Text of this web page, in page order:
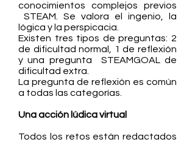
conocimientos complejos previos
STEAM. Se valora el ingenio, la
lógica y la perspicacia.
Existen tres tipos de preguntas: 2
de dificultad normal, 1 de reflexión
y una pregunta STEAMGOAL de
dificultad extra.
La pregunta de reflexión es común
a todas las categorías.
Una acción lúdica virtual
Todos los retos están redactados